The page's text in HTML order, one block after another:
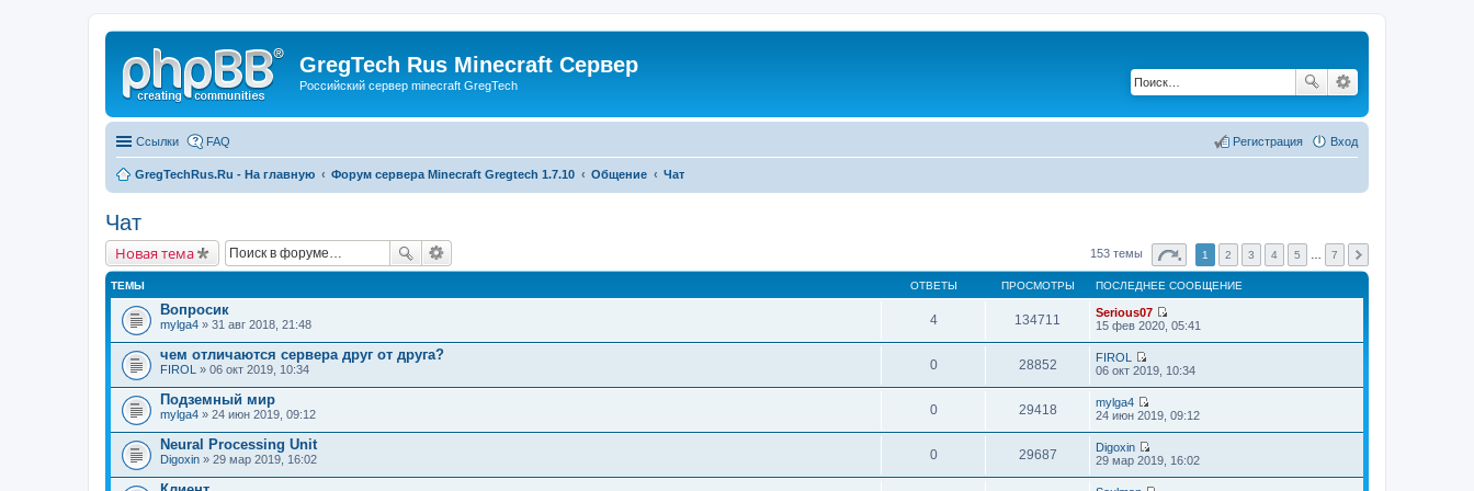
GregTech Rus Minecraft Сервер
Российский сервер minecraft GregTech
Ссылки FAQ Вход
Регистрация
GregTechRus.Ru - На главную Форум сервера Minecraft Gregtech 1.7.10 Общение Чат
Чат
Новая тема 153 темы 1 2 3 4 5 7
ТЕМЫ ОТВЕТЫ ПРОСМОТРЫ ПОСЛЕДНЕЕ СООБЩЕНИЕ
Вопросик
mylga4 » 31 авг 2018, 21:48 4 134711
Serious07
П
й
т
к
с
л
е
15 фев 2020, 05:41
чем отличаются сервера друг от друга?
FIROL » 06 окт 2019, 10:34 0 28852
FIROL
П
е
й
т
и
к
о
06 окт 2019, 10:34
Подземный мир
mylga4 » 24 июн 2019, 09:12 0 29418
mylga4
П
й
т
24 июн 2019, 09:12
Neural Processing Unit
Digoxin » 29 мар 2019, 16:02 0 29687
Digoxin
П
р
29 мар 2019, 16:02